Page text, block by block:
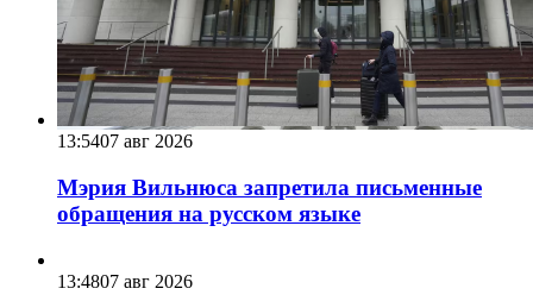
13:5407 авг 2026
Мэрия Вильнюса запретила письменные
обращения на русском языке
13:4807 авг 2026